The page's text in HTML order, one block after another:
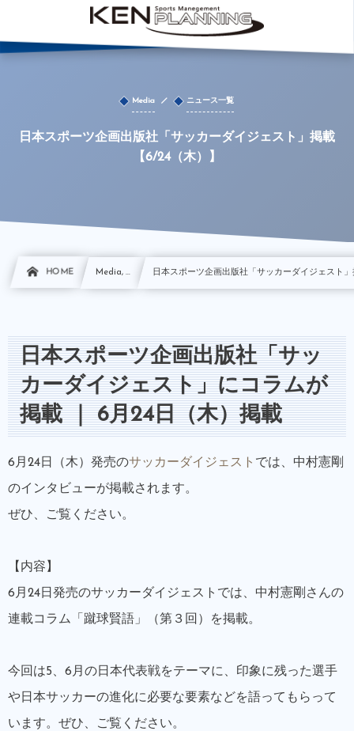
Media ニュース一覧
日本スポーツ企画出版社「サッカーダイジェスト」掲載
【6/24（木）】
HOME Media, … 日本スポーツ企画出版社「サッカーダイジェスト
日本スポーツ企画出版社「サッ
カーダイジェスト」にコラムが
掲載 ｜ 6月24日（木）掲載
6月24日（木）発売のサッカーダイジェスト では、中村憲剛
のインタビューが掲載されます。
ぜひ、ご覧ください。
【内容】
6月24日発売のサッカーダイジェストでは、中村憲剛さんの
連載コラム「蹴球賢語」（第３回）を掲載。
今回は5、6月の日本代表戦をテーマに、印象に残った選手
や日本サッカーの進化に必要な要素などを語ってもらって
います。ぜひ、ご覧ください。